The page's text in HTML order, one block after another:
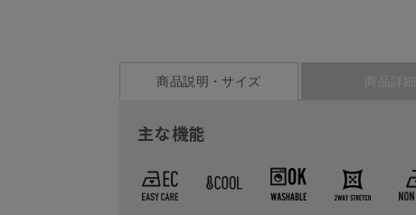
商品説明・サイズ 商品詳細
主な機能